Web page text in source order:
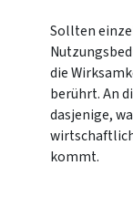
Sollten
die
berührt. An
dasjenige,
kommt.